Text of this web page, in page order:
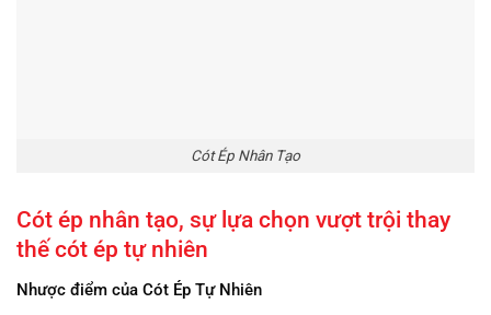
Cót Ép Nhân Tạo
Cót ép nhân tạo, sự lựa chọn vượt trội thay
thế cót ép tự nhiên
Nhược điểm của Cót Ép Tự Nhiên